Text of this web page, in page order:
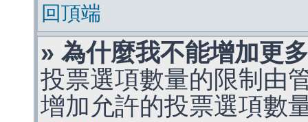
回頂端
» 為什麼我不能增加更
投票選項數量的限制由
增加允許的投票選項數